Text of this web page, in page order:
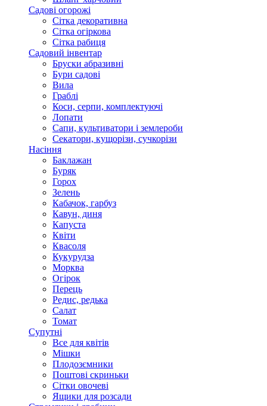
Садові огорожі
Сітка декоративна
Сітка огіркова
Сітка рабиця
Садовий інвентар
Бруски абразивні
Бури садові
Вила
Граблі
Коси, серпи, комплектуючі
Лопати
Сапи, культиватори і землероби
Секатори, кущорізи, сучкорізи
Насіння
Баклажан
Буряк
Горох
Зелень
Кабачок, гарбуз
Кавун, диня
Капуста
Квіти
Квасоля
Кукурудза
Морква
Огірок
Перець
Редис, редька
Салат
Томат
Супутні
Все для квітів
Мішки
Плодозємники
Поштові скриньки
Сітки овочеві
Ящики для розсади